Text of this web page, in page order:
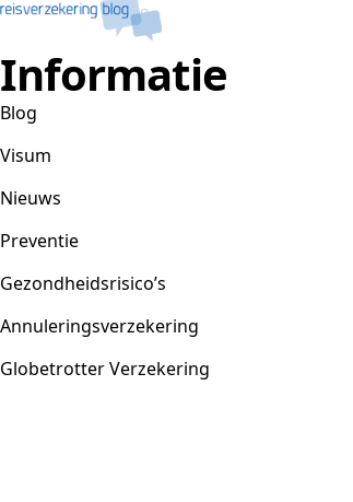
Informatie
Blog
Visum
Nieuws
Preventie
Gezondheidsrisico’s
Annuleringsverzekering
Globetrotter Verzekering